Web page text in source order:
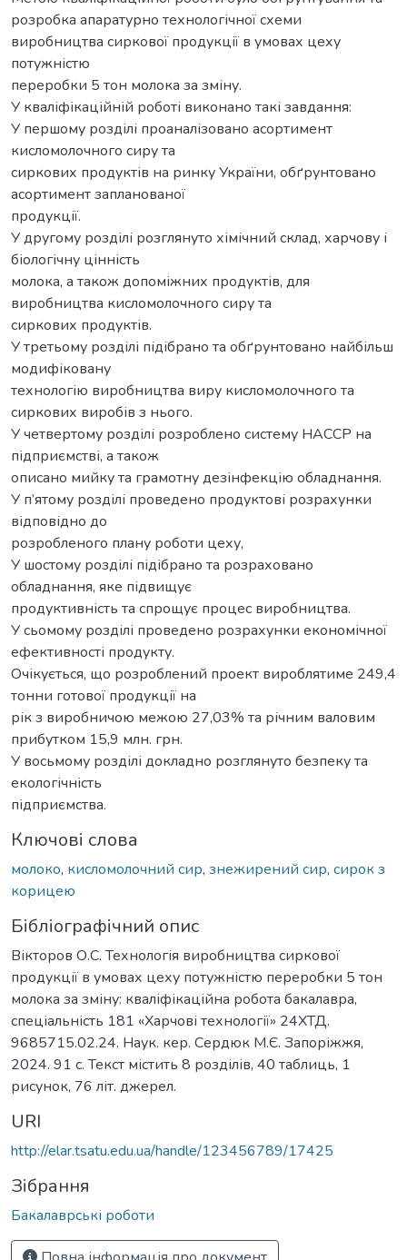
розробка апаратурно технологічної схеми
виробництва сиркової продукції в умовах цеху
потужністю
переробки 5 тон молока за зміну.
У кваліфікаційній роботі виконано такі завдання:
У першому розділі проаналізовано асортимент
кисломолочного сиру та
сиркових продуктів на ринку України, обґрунтовано
асортимент запланованої
продукції.
У другому розділі розглянуто хімічний склад, харчову і
біологічну цінність
молока, а також допоміжних продуктів, для
виробництва кисломолочного сиру та
сиркових продуктів.
У третьому розділі підібрано та обґрунтовано найбільш
модифіковану
технологію виробництва виру кисломолочного та
сиркових виробів з нього.
У четвертому розділі розроблено систему HACCP на
підприємстві, а також
описано мийку та грамотну дезінфекцію обладнання.
У п’ятому розділі проведено продуктові розрахунки
відповідно до
розробленого плану роботи цеху,
У шостому розділі підібрано та розраховано
обладнання, яке підвищує
продуктивність та спрощує процес виробництва.
У сьомому розділі проведено розрахунки економічної
ефективності продукту.
Очікується, що розроблений проект вироблятиме 249,4
тонни готової продукції на
рік з виробничою межою 27,03% та річним валовим
прибутком 15,9 млн. грн.
У восьмому розділі докладно розглянуто безпеку та
екологічність
підприємства.
Ключові слова
молоко, кисломолочний сир, знежирений сир, сирок з
корицею
Бібліографічний опис
Вікторов О.С. Технологія виробництва сиркової
продукції в умовах цеху потужністю переробки 5 тон
молока за зміну: кваліфікаційна робота бакалавра,
спеціальність 181 «Харчові технології» 24ХТД.
9685715.02.24. Наук. кер. Сердюк М.Є. Запоріжжя,
2024. 91 с. Текст містить 8 розділів, 40 таблиць, 1
рисунок, 76 літ. джерел.
URI
http://elar.tsatu.edu.ua/handle/123456789/17425
Зібрання
Бакалаврські роботи